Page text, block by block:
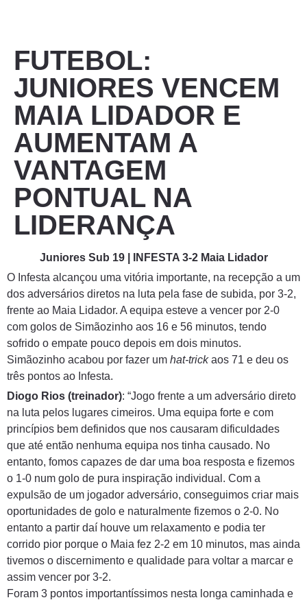
FUTEBOL:
JUNIORES VENCEM
MAIA LIDADOR E
AUMENTAM A
VANTAGEM
PONTUAL NA
LIDERANÇA
Juniores Sub 19 | INFESTA 3-2 Maia Lidador
O Infesta alcançou uma vitória importante, na recepção a um
dos adversários diretos na luta pela fase de subida, por 3-2,
frente ao Maia Lidador. A equipa esteve a vencer por 2-0
com golos de Simãozinho aos 16 e 56 minutos, tendo
sofrido o empate pouco depois em dois minutos.
Simãozinho acabou por fazer um hat-trickaos 71 e deu os
três pontos ao Infesta.
Diogo Rios (treinador): “Jogo frente a um adversário direto
na luta pelos lugares cimeiros. Uma equipa forte e com
princípios bem definidos que nos causaram dificuldades
que até então nenhuma equipa nos tinha causado. No
entanto, fomos capazes de dar uma boa resposta e fizemos
o 1-0 num golo de pura inspiração individual. Com a
expulsão de um jogador adversário, conseguimos criar mais
oportunidades de golo e naturalmente fizemos o 2-0. No
entanto a partir daí houve um relaxamento e podia ter
corrido pior porque o Maia fez 2-2 em 10 minutos, mas ainda
tivemos o discernimento e qualidade para voltar a marcar e
assim vencer por 3-2.
Foram 3 pontos importantíssimos nesta longa caminhada e